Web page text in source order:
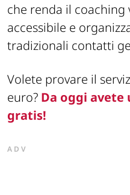
che renda il
accessibile e
tradizionali contatti
Volete provare il
euro? Da oggi avete
gratis!
ADV